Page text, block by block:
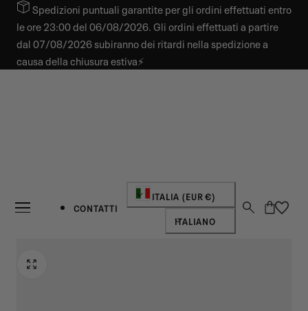
CONTENUTOSpedizioni puntuali garantite per gli ordini effettuati entro
le ore 23:00 del 06/08/2026. Gli ordini effettuati a partire
dal 07/08/2026 subiranno dei ritardi nella spedizione a
causa della chiusura estiva⚡
CONTATTI
Paese/regione
ITALIA (EUR €)
Lingua
ITALIANO
Carrello